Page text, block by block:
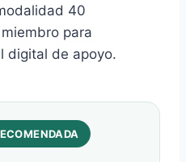
40
para
digital de apoyo.